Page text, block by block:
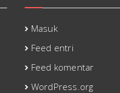
Masuk
Feed entri
Feed komentar
WordPress.org